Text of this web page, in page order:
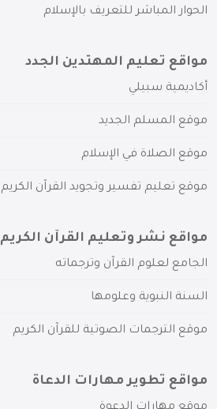
الحوار المباشر للتعريف بالإسلام
مواقع تعليم المهتدين الجدد
أكاديمية سبيلي
موقع المسلم الجديد
موقع الصلاة في الإسلام
موقع تعليم تفسير وتجويد القرآن الكريم
مواقع نشر وتعليم القرآن الكريم
الجامع لعلوم القرآن وترجماته
السنة النبوية وعلومها
موقع الترجمات الصوتية للقرآن الكريم
مواقع تطوير مهارات الدعاة